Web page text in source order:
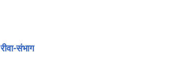
रीवा-संभाग